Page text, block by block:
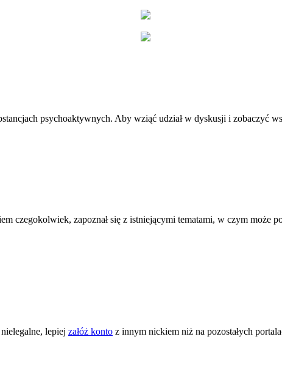
psychoaktywnych. Aby wziąć udział w dyskusji i zobaczyć
czegokolwiek, zapoznał się z istniejącymi tematami, w czym może
lepiej załóż konto z innym nickiem niż na pozostałych